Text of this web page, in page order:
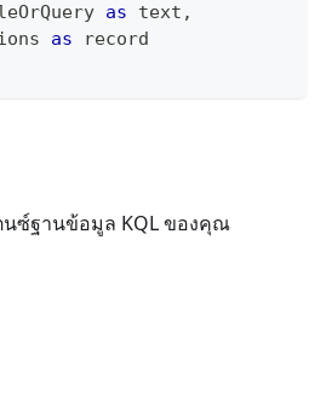
as text ,
as
record
ซ์ฐานข้อมูล KQL ของคุณ